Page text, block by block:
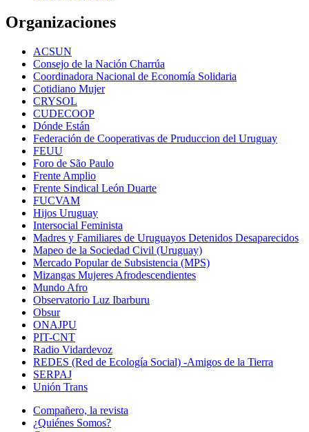
Organizaciones
ACSUN
Consejo de la Nación Charrúa
Coordinadora Nacional de Economía Solidaria
Cotidiano Mujer
CRYSOL
CUDECOOP
Dónde Están
Federación de Cooperativas de Pruduccion del Uruguay
FEUU
Foro de São Paulo
Frente Amplio
Frente Sindical León Duarte
FUCVAM
Hijos Uruguay
Intersocial Feminista
Madres y Familiares de Uruguayos Detenidos Desaparecidos
Mapeo de la Sociedad Civil (Uruguay)
Mercado Popular de Subsistencia (MPS)
Mizangas Mujeres Afrodescendientes
Mundo Afro
Observatorio Luz Ibarburu
Obsur
ONAJPU
PIT-CNT
Radio Vidardevoz
REDES (Red de Ecología Social) -Amigos de la Tierra
SERPAJ
Unión Trans
Compañero, la revista
¿Quiénes Somos?